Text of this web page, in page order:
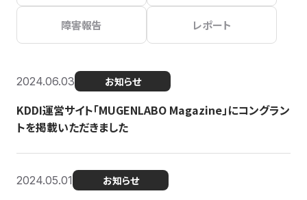
障害報告 レポート
2024.06.03 お知らせ
KDDI運営サイト「MUGENLABO Magazine」にコングラン
トを掲載いただきました
2024.05.01 お知らせ